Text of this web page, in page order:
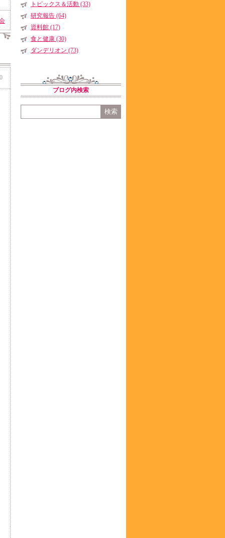
トピックス＆活動 (33)
研究報告 (64)
資料館 (17)
食と健康 (30)
ダンデリオン (73)
ブログ内検索